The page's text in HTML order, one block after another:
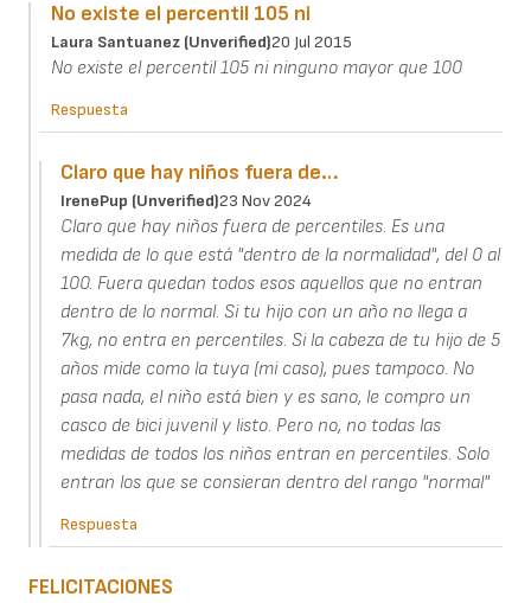
No existe el percentil 105 ni
Laura Santuanez (unverified)20 Jul 2015
No existe el percentil 105 ni ninguno mayor que 100
Respuesta
Claro que hay niños fuera de…
IrenePup (unverified)23 Nov 2024
Claro que hay niños fuera de percentiles. Es una
medida de lo que está "dentro de la normalidad", del 0 al
100. Fuera quedan todos esos aquellos que no entran
dentro de lo normal. Si tu hijo con un año no llega a
7kg, no entra en percentiles. Si la cabeza de tu hijo de 5
años mide como la tuya (mi caso), pues tampoco. No
pasa nada, el niño está bien y es sano, le compro un
casco de bici juvenil y listo. Pero no, no todas las
medidas de todos los niños entran en percentiles. Solo
entran los que se consieran dentro del rango "normal"
Respuesta
FELICITACIONES